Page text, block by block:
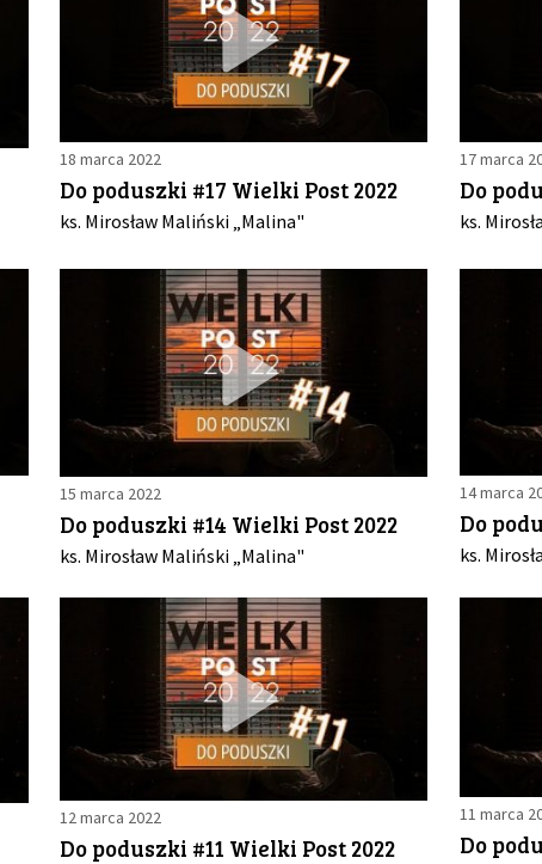
18 marca 2022
Do poduszki #17 Wielki Post 2022
ks. Mirosław Maliński „Malina"
17 marca
Do
ks.
15 marca 2022
Do poduszki #14 Wielki Post 2022
ks. Mirosław Maliński „Malina"
14 marca
Do
ks.
12 marca 2022
Do poduszki #11 Wielki Post 2022
11 marca
Do